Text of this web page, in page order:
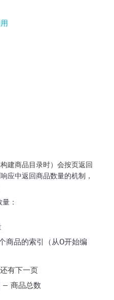
建商品目录时）会按页返回
应中返回商品数量的机制，
：
商品的索引（从0开始编
有下一页
— 商品总数